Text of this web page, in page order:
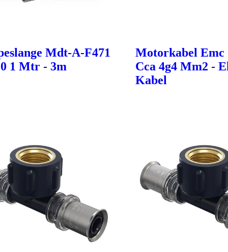
Mdt-A-F471
1 Mtr - 3m
Motorkabel Emc
Cca 4g4 Mm2 -
Kabel